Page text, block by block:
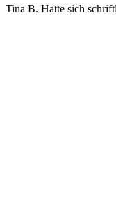
Tina B. Hatte sich